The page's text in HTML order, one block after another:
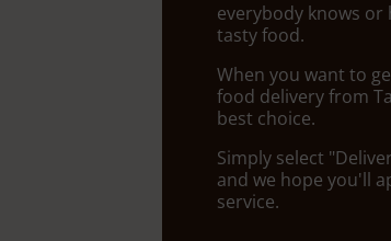
everybody knows
tasty food.
When you want to
food delivery from
best choice.
Simply select
and we hope you'll
service.